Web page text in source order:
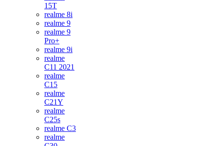
15T
realme 8i
realme 9
realme 9
Pro+
realme 9i
realme
C11 2021
realme
C15
realme
C21Y
realme
C25s
realme C3
realme